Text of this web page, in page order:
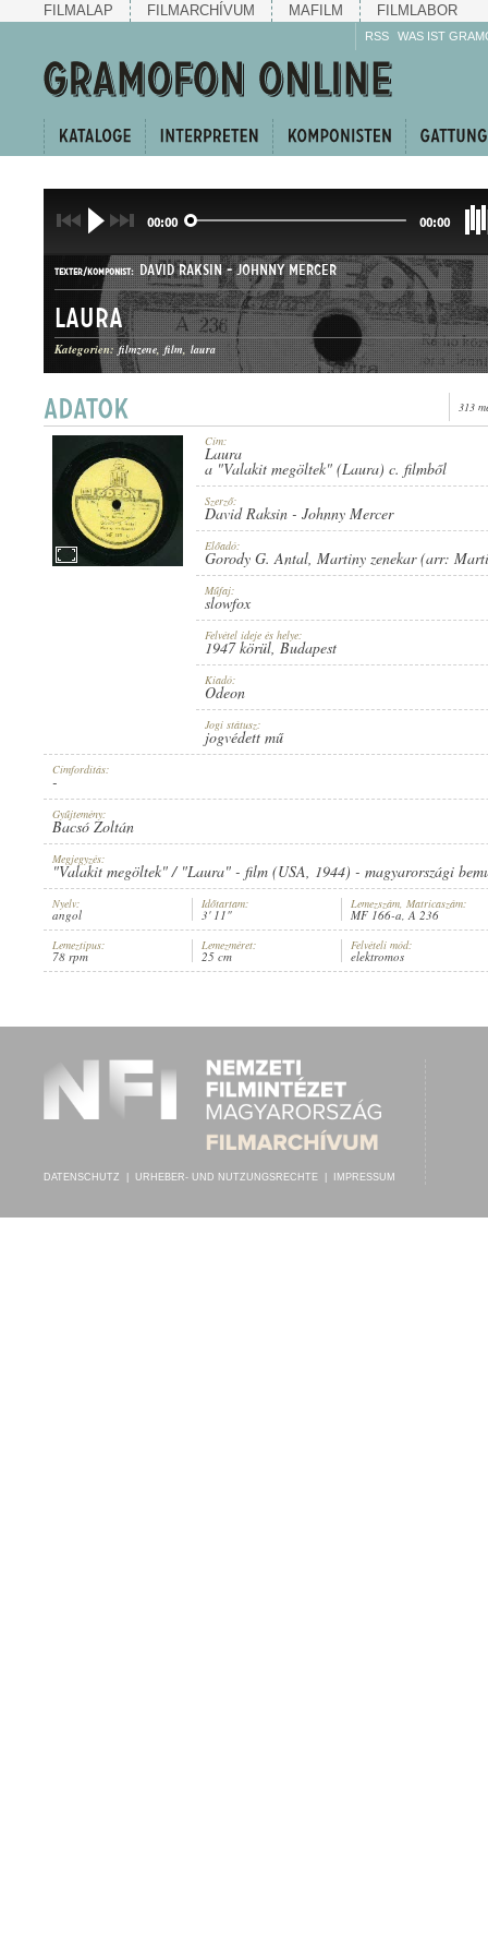
FILMALAP FILMARCHÍVUM MAFILM FILMLABOR
RSS WAS IST
00:00 00:00
INTERPRET: GORODY G. ANTAL,MARTINY ZENEKAR (ARR: MARTINY LAJOS)
TEXTER/KOMPONIST: DAVID RAKSIN-JOHNNY MERCER
GATTUNG: SLOWFOX
1947 KÖRÜL
ODEON
PLATTENAUFNAHME: MF 166-A
Laura
Kategorien: filmzene film laura
313
Cím:
Laura
a "Valakit megöltek" (Laura) c. filmből
Szerző:
David Raksin - Johnny Mercer
Előadó:
Gorody G. Antal, Martiny zenekar (arr:
Műfaj:
slowfox
Felvétel ideje és helye:
1947 körül, Budapest
Kiadó:
Odeon
Jogi státusz:
jogvédett mű
Címfordítás:
-
Gyűjtemény:
Bacsó Zoltán
Megjegyzés:
"Valakit megöltek" / "Laura" - film (USA, 1944) - magyarországi
Nyelv:
angol
Időtartam:
3' 11"
Lemezszám, Matricaszám:
MF 166-a, A 236
Lemeztípus:
78 rpm
Lemezméret:
25 cm
Felvételi mód:
elektromos
DATENSCHUTZ URHEBER- UND NUTZUNGSRECHTE IMPRESSUM